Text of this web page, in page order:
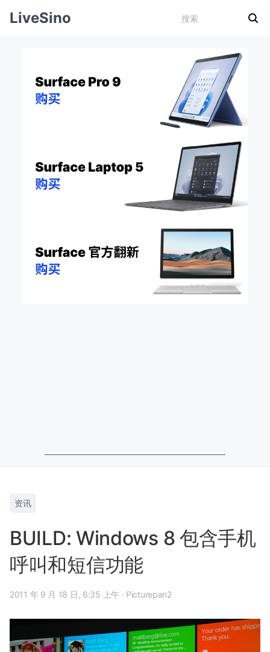
LiveSino
资讯
BUILD: Windows 8 包含手机
呼叫和短信功能
2011 年 9 月 18 日, 6:35 上午 · Picturepan2